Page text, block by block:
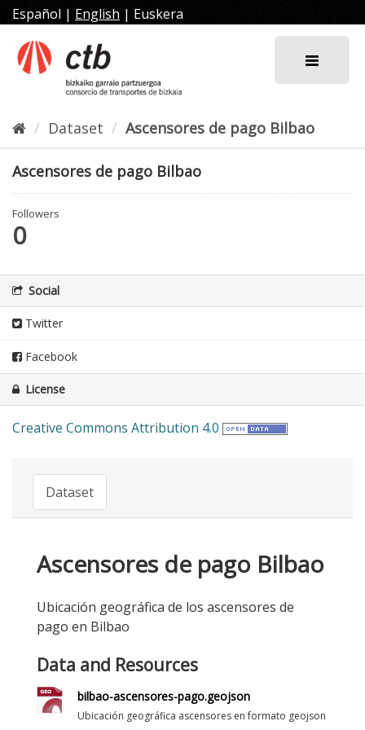
Skip
to
content
Español | English | Euskera
Dataset Ascensores de pago Bilbao
Ascensores de pago Bilbao
Followers
0
Social
Twitter
Facebook
License
Creative Commons Attribution 4.0
Dataset
Ascensores de pago Bilbao
Ubicación geográfica de los ascensores de
pago en Bilbao
Data and Resources
bilbao-ascensores-pago.geojson
Ubicación geográfica ascensores en formato geojson